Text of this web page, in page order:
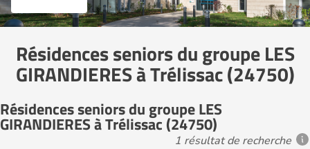
Résidences seniors du groupe LES
GIRANDIERES à Trélissac (24750)
Résidences seniors du groupe LES
GIRANDIERES à Trélissac (24750)
1 résultat de recherche